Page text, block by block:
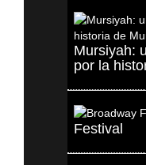
Mursiyah:
por la
Festival